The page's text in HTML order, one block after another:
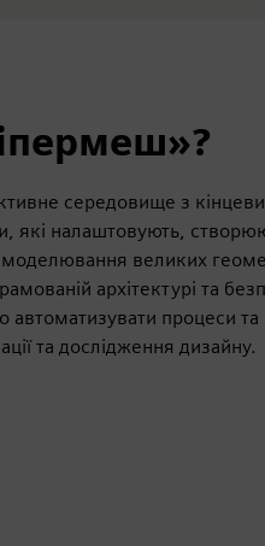
середовище з
які налаштовують,
моделювання великих
архітектурі та
процеси та
та дослідження дизайну.